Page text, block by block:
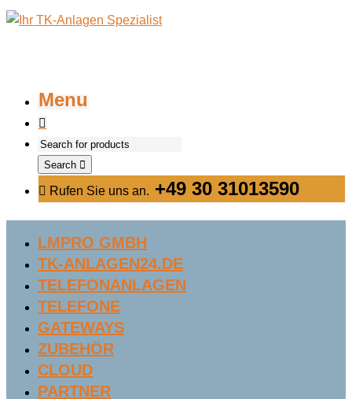
Menu
Search
Rufen Sie uns an. +49 30 31013590
LMPRO GMBH
TK-ANLAGEN24.DE
TELEFONANLAGEN
TELEFONE
GATEWAYS
ZUBEHÖR
CLOUD
PARTNER